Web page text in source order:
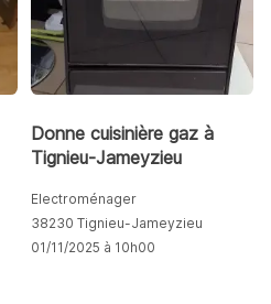
Donne cuisinière gaz à
Tignieu-Jameyzieu
Electroménager
38230 Tignieu-Jameyzieu
01/11/2025 à 10h00